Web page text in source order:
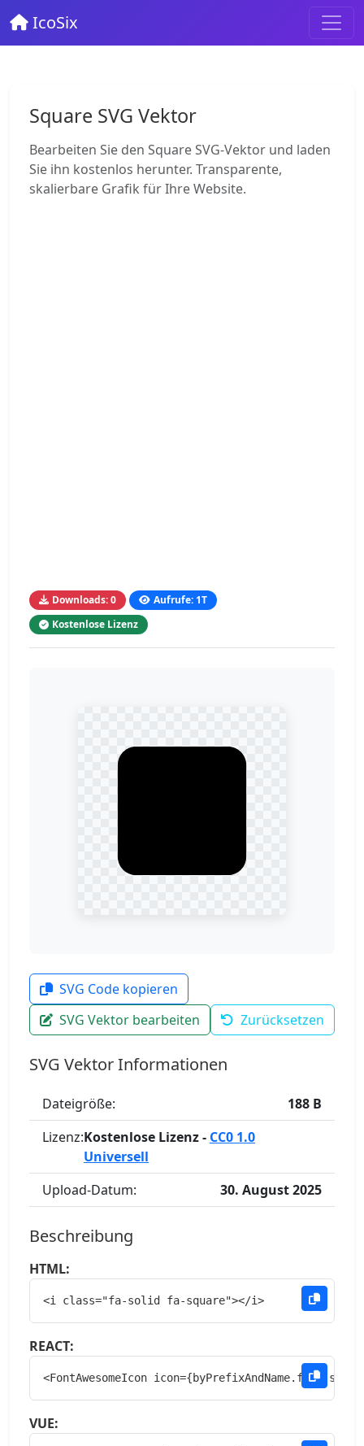
IcoSix
Square SVG Vektor
Bearbeiten Sie den Square SVG-Vektor und laden
Sie ihn kostenlos herunter. Transparente,
skalierbare Grafik für Ihre Website.
Downloads: 0
Aufrufe: 1T
Kostenlose Lizenz
SVG Code kopieren
SVG Vektor bearbeiten
Zurücksetzen
SVG Vektor Informationen
Dateigröße:
188 B
Lizenz:Kostenlose Lizenz - CC0 1.0
Universell
Upload-Datum:
30. August 2025
Beschreibung
HTML:
<i class="fa-solid fa-square"></i>
REACT:
<FontAwesomeIcon
VUE: